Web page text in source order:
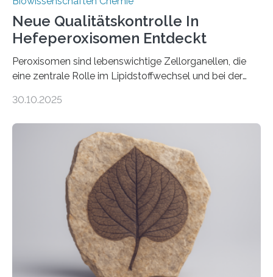
Neue Qualitätskontrolle In
Hefeperoxisomen Entdeckt
Peroxisomen sind lebenswichtige Zellorganellen, die
eine zentrale Rolle im Lipidstoffwechsel und bei der
erfüllen können, müssen zahlreiche Enzyme präzise in
der Ruhr-Universität Bochum um Prof. Dr. Ralf Erdmann
und Dr. Ismaila Francis Yusuf hat nun einen bislang
unbekannten Qualitätskontrollmechanismus des
peroxisomalen Proteintransports in der Bäckerhefe
Saccharomyces cerevisiae entdeckt, der für die
Funktionsfähigkeit der Organellen entscheidend ist. Die
Studie wurde am 28. Oktober 2025 in der
Fachzeitschrift…
30.10.2025